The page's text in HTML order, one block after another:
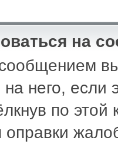
на
вы
него,
по этой
оправки